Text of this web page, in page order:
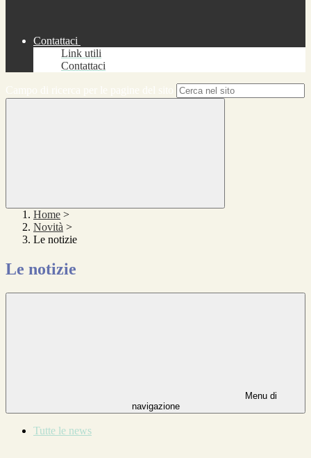
Contattaci
Link utili
Contattaci
Home >
Novità >
Le notizie
Le notizie
Menu di
navigazione
Tutte le news